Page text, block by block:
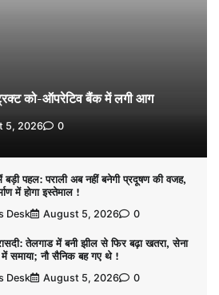
को-ऑपरेटिव बैंक में लगी आग
5, 2026 0
बड़ी पहल: पराली अब नहीं बनेगी प्रदूषण की वजह,
में होगा इस्तेमाल !
Desk August 5, 2026 0
तेलगाड में बनी झील से फिर बढ़ा खतरा, सेना
समाया; नौ सैनिक बह गए थे !
Desk August 5, 2026 0